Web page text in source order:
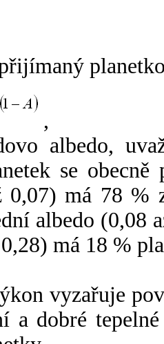
,
albedo,
se
0,07) má 78 %
albedo (0,08
má 18 %
vyzařuje
a dobré